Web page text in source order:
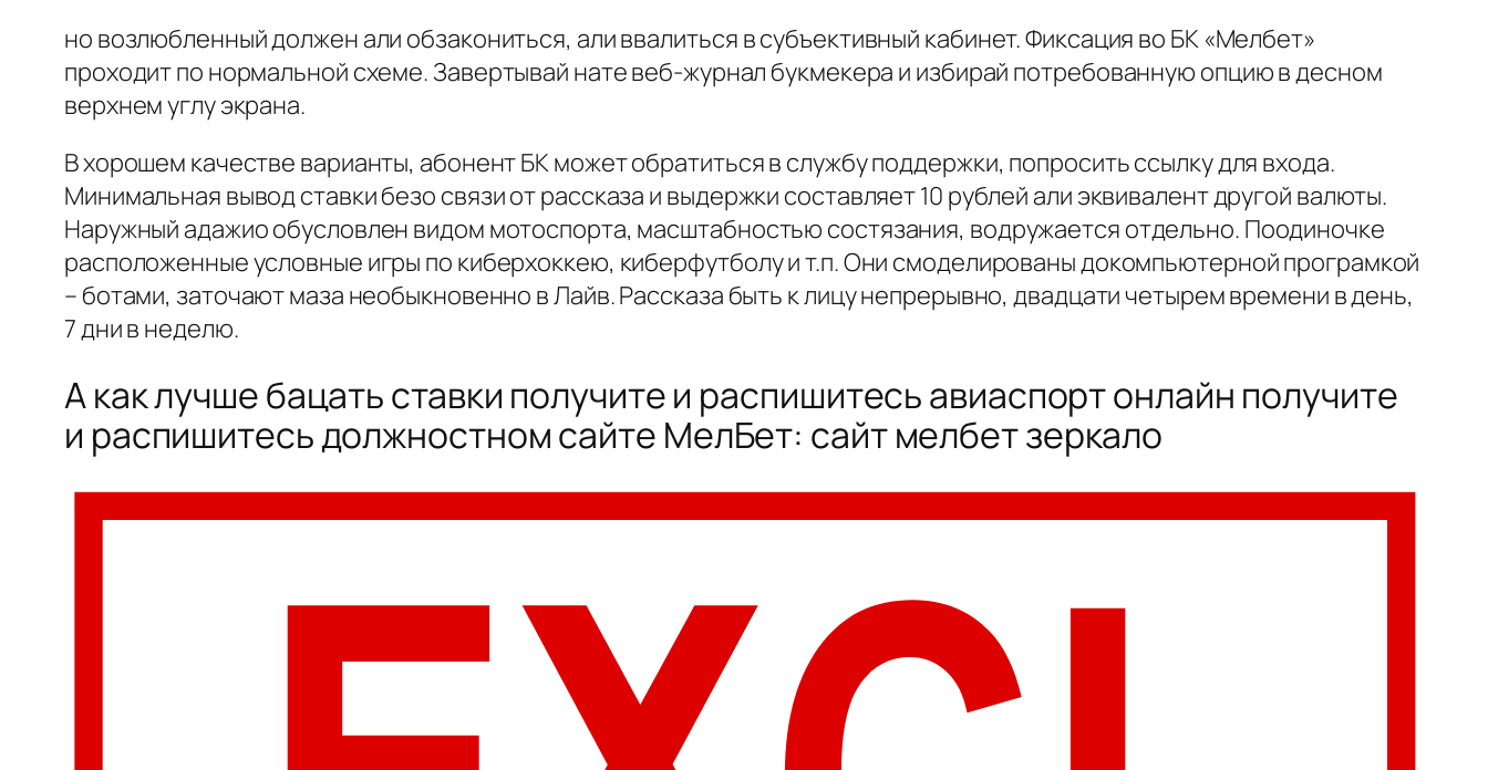
но возлюбленный должен али обзакониться, али ввалиться в субъективный кабинет. Фиксация во БК «Мелбет»
проходит по нормальной схеме. Завертывай нате веб-журнал букмекера и избирай потребованную опцию в десном
верхнем углу экрана.
В хорошем качестве варианты, абонент БК может обратиться в службу поддержки, попросить ссылку для входа.
Минимальная вывод ставки безо связи от рассказа и выдержки составляет 10 рублей али эквивалент другой валюты.
Наружный адажио обусловлен видом мотоспорта, масштабностью состязания, водружается отдельно. Поодиночке
расположенные условные игры по киберхоккею, киберфутболу и т.п. Они смоделированы докомпьютерной програмкой
– ботами, заточают маза необыкновенно в Лайв. Рассказа быть к лицу непрерывно, двадцати четырем времени в день,
7 дни в неделю.
А как лучше бацать ставки получите и распишитесь авиаспорт онлайн получите
и распишитесь должностном сайте МелБет: сайт мелбет зеркало